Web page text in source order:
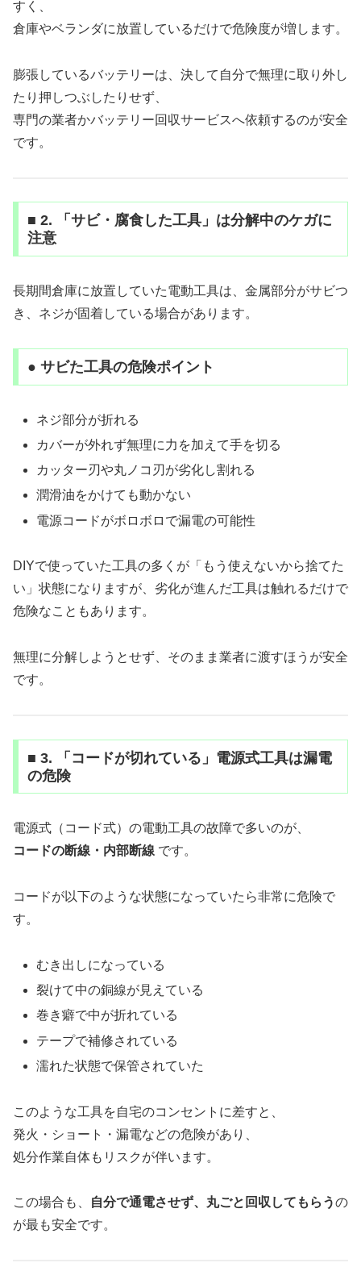
すく、
倉庫やベランダに放置しているだけで危険度が増します。
膨張しているバッテリーは、決して自分で無理に取り外し
たり押しつぶしたりせず、
専門の業者かバッテリー回収サービスへ依頼するのが安全
です。
■ 2. 「サビ・腐食した工具」は分解中のケガに
注意
長期間倉庫に放置していた電動工具は、金属部分がサビつ
き、ネジが固着している場合があります。
● サビた工具の危険ポイント
ネジ部分が折れる
カバーが外れず無理に力を加えて手を切る
カッター刃や丸ノコ刃が劣化し割れる
潤滑油をかけても動かない
電源コードがボロボロで漏電の可能性
DIYで使っていた工具の多くが「もう使えないから捨てた
い」状態になりますが、劣化が進んだ工具は触れるだけで
危険なこともあります。
無理に分解しようとせず、そのまま業者に渡すほうが安全
です。
■ 3. 「コードが切れている」電源式工具は漏電
の危険
電源式（コード式）の電動工具の故障で多いのが、
コードの断線・内部断線 です。
コードが以下のような状態になっていたら非常に危険で
す。
むき出しになっている
裂けて中の銅線が見えている
巻き癖で中が折れている
テープで補修されている
濡れた状態で保管されていた
このような工具を自宅のコンセントに差すと、
発火・ショート・漏電などの危険があり、
処分作業自体もリスクが伴います。
この場合も、 自分で通電させず、丸ごと回収してもらうの
が最も安全です。